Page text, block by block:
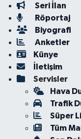
Seri İlan
Röportaj
Biyografi
Anketler
Künye
İletişim
Servisler
Hava
Trafik
Süper
Tüm